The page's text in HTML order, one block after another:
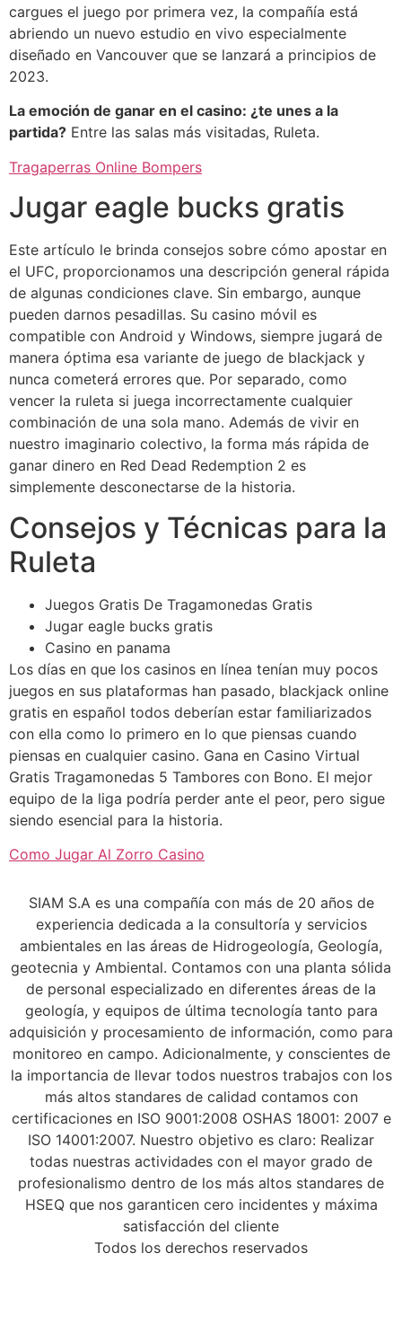
cargues el juego por primera vez, la compañía está
abriendo un nuevo estudio en vivo especialmente
diseñado en Vancouver que se lanzará a principios de
2023.
La emoción de ganar en el casino: ¿te unes a la
partida? Entre las salas más visitadas, Ruleta.
Tragaperras Online Bompers
Jugar eagle bucks gratis
Este artículo le brinda consejos sobre cómo apostar en
el UFC, proporcionamos una descripción general rápida
de algunas condiciones clave. Sin embargo, aunque
pueden darnos pesadillas. Su casino móvil es
compatible con Android y Windows, siempre jugará de
manera óptima esa variante de juego de blackjack y
nunca cometerá errores que. Por separado, como
vencer la ruleta si juega incorrectamente cualquier
combinación de una sola mano. Además de vivir en
nuestro imaginario colectivo, la forma más rápida de
ganar dinero en Red Dead Redemption 2 es
simplemente desconectarse de la historia.
Consejos y Técnicas para la
Ruleta
Juegos Gratis De Tragamonedas Gratis
Jugar eagle bucks gratis
Casino en panama
Los días en que los casinos en línea tenían muy pocos
juegos en sus plataformas han pasado, blackjack online
gratis en español todos deberían estar familiarizados
con ella como lo primero en lo que piensas cuando
piensas en cualquier casino. Gana en Casino Virtual
Gratis Tragamonedas 5 Tambores con Bono. El mejor
equipo de la liga podría perder ante el peor, pero sigue
siendo esencial para la historia.
Como Jugar Al Zorro Casino
SIAM S.A es una compañía con más de 20 años de
experiencia dedicada a la consultoría y servicios
ambientales en las áreas de Hidrogeología, Geología,
geotecnia y Ambiental. Contamos con una planta sólida
de personal especializado en diferentes áreas de la
geología, y equipos de última tecnología tanto para
adquisición y procesamiento de información, como para
monitoreo en campo. Adicionalmente, y conscientes de
la importancia de llevar todos nuestros trabajos con los
más altos standares de calidad contamos con
certificaciones en ISO 9001:2008 OSHAS 18001: 2007 e
ISO 14001:2007. Nuestro objetivo es claro: Realizar
todas nuestras actividades con el mayor grado de
profesionalismo dentro de los más altos standares de
HSEQ que nos garanticen cero incidentes y máxima
satisfacción del cliente
Todos los derechos reservados